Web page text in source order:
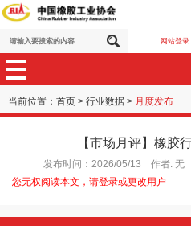
网站登录
当前位置： 首页 > 行业数据 > 月度发布
【市场月评】橡胶
发布时间：2026/05/13 作者: 无
您无权阅读本文，请登录或更改用户